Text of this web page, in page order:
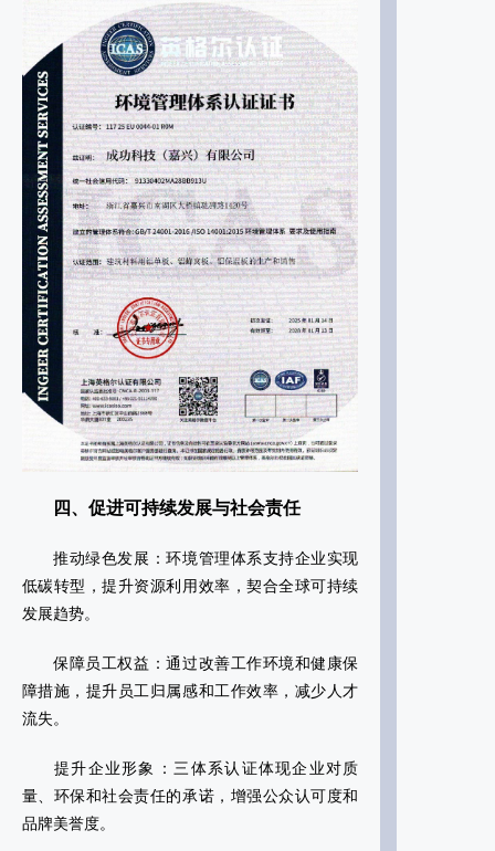
四、促进可持续发展与社会责任
‌推动绿色发展‌：环境管理体系支持企业实现
低碳转型，提升资源利用效率，契合全球可持续
发展趋势‌。
‌保障员工权益‌：通过改善工作环境和健康保
障措施，提升员工归属感和工作效率，减少人才
流失‌。
‌提升企业形象‌：三体系认证体现企业对质
量、环保和社会责任的承诺，增强公众认可度和
品牌美誉度‌。